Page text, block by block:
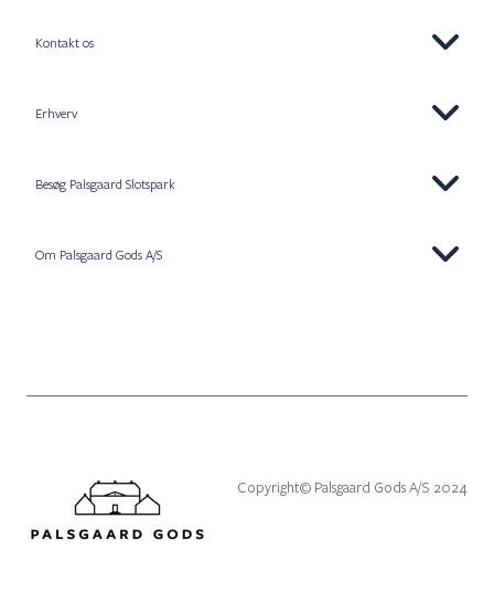
Kontakt os
Erhverv
Besøg Palsgaard Slotspark
Om Palsgaard Gods A/S
Copyright© Palsgaard Gods A/S 2024